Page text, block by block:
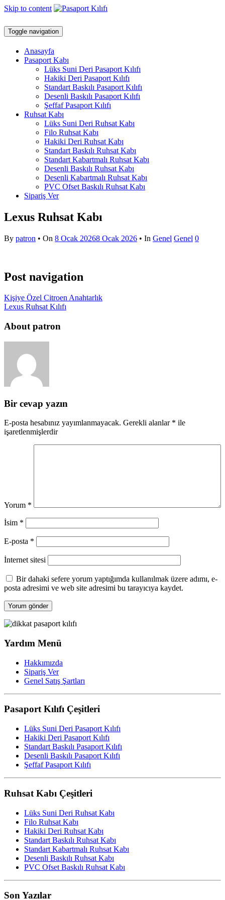
Skip to content
Toggle navigation
Anasayfa
Pasaport Kabı
Lüks Suni Deri Pasaport Kılıfı
Hakiki Deri Pasaport Kılıfı
Standart Baskılı Pasaport Kılıfı
Desenli Baskılı Pasaport Kılıfı
Şeffaf Pasaport Kılıfı
Ruhsat Kabı
Lüks Suni Deri Ruhsat Kabı
Filo Ruhsat Kabı
Hakiki Deri Ruhsat Kabı
Standart Baskılı Ruhsat Kabı
Standart Kabartmalı Ruhsat Kabı
Desenli Baskılı Ruhsat Kabı
Desenli Kabartmalı Ruhsat Kabı
PVC Ofset Baskılı Ruhsat Kabı
Sipariş Ver
Lexus Ruhsat Kabı
By patron • On 8 Ocak 20268 Ocak 2026 • In Genel Genel 0
Post navigation
Kişiye Özel Citroen Anahtarlık
Lexus Ruhsat Kılıfı
About patron
Bir cevap yazın
E-posta hesabınız yayımlanmayacak. Gerekli alanlar * ile
işaretlenmişlerdir
Yorum *
İsim *
E-posta *
İnternet sitesi
Bir dahaki sefere yorum yaptığımda kullanılmak üzere adımı, e-
posta adresimi ve web site adresimi bu tarayıcıya kaydet.
Yardım Menü
Hakkımızda
Sipariş Ver
Genel Satış Şartları
Pasaport Kılıfı Çeşitleri
Lüks Suni Deri Pasaport Kılıfı
Hakiki Deri Pasaport Kılıfı
Standart Baskılı Pasaport Kılıfı
Desenli Baskılı Pasaport Kılıfı
Şeffaf Pasaport Kılıfı
Ruhsat Kabı Çeşitleri
Lüks Suni Deri Ruhsat Kabı
Filo Ruhsat Kabı
Hakiki Deri Ruhsat Kabı
Standart Baskılı Ruhsat Kabı
Standart Kabartmalı Ruhsat Kabı
Desenli Baskılı Ruhsat Kabı
PVC Ofset Baskılı Ruhsat Kabı
Son Yazılar